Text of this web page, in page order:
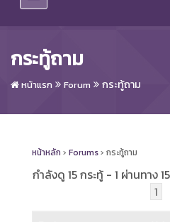
กระทู้ถาม
หน้าแรก Forum กระทู้ถาม
หน้าหลัก › Forums› กระทู้ถาม
กำลังดู 15 กระทู้ - 1 ผ่านทาง
1